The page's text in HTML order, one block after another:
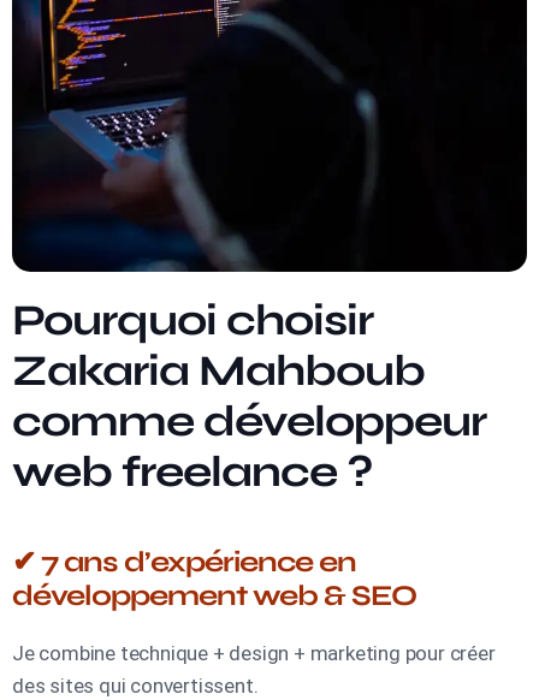
Pourquoi choisir
Zakaria Mahboub
comme développeur
web freelance ?
✔ 7 ans d’expérience en
développement web & SEO
Je combine technique + design + marketing pour créer
des sites qui convertissent.